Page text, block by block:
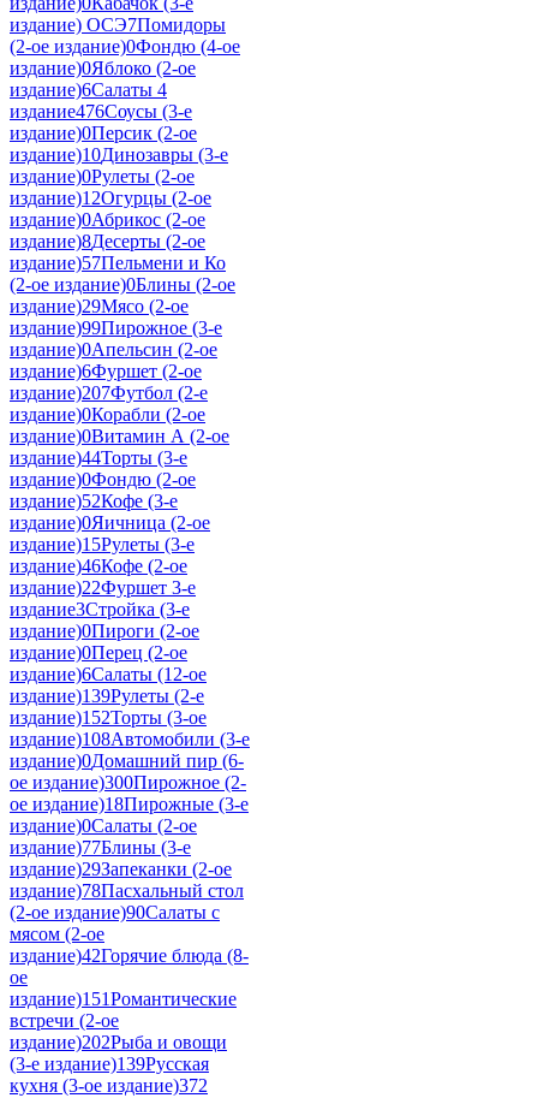
издание) ОСЭ7Помидоры
(2-ое издание)0Фондю (4-ое
издание)0Яблоко (2-ое
издание)6Салаты 4
издание476Соусы (3-е
издание)0Персик (2-ое
издание)10Динозавры (3-е
издание)0Рулеты (2-ое
издание)12Огурцы (2-ое
издание)0Абрикос (2-ое
издание)8Десерты (2-ое
издание)57Пельмени и Ко
(2-ое издание)0Блины (2-ое
издание)29Мясо (2-ое
издание)99Пирожное (3-е
издание)0Апельсин (2-ое
издание)6Фуршет (2-ое
издание)207Футбол (2-е
издание)0Корабли (2-ое
издание)0Витамин А (2-ое
издание)44Торты (3-е
издание)0Фондю (2-ое
издание)52Кофе (3-е
издание)0Яичница (2-ое
издание)15Рулеты (3-е
издание)46Кофе (2-ое
издание)22Фуршет 3-е
издание3Стройка (3-е
издание)0Пироги (2-ое
издание)0Перец (2-ое
издание)6Салаты (12-ое
издание)139Рулеты (2-е
издание)152Торты (3-ое
издание)108Автомобили (3-е
издание)0Домашний пир (6-
ое издание)300Пирожное (2-
ое издание)18Пирожные (3-е
издание)0Салаты (2-ое
издание)77Блины (3-е
издание)29Запеканки (2-ое
издание)78Пасхальный стол
(2-ое издание)90Салаты с
мясом (2-ое
издание)42Горячие блюда (8-
ое
издание)151Романтические
встречи (2-ое
издание)202Рыба и овощи
(3-е издание)139Русская
кухня (3-ое издание)372